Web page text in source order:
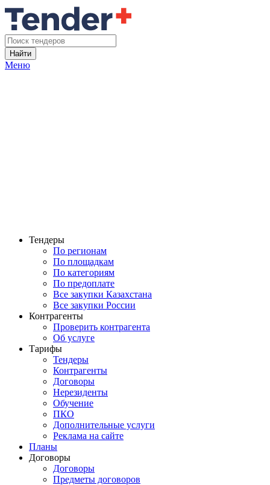
Найти
Меню
Тендеры
По регионам
По площадкам
По категориям
По предоплате
Все закупки Казахстана
Все закупки России
Контрагенты
Проверить контрагента
Об услуге
Тарифы
Тендеры
Контрагенты
Договоры
Нерезиденты
Обучение
ПКО
Дополнительные услуги
Реклама на сайте
Планы
Договоры
Договоры
Предметы договоров